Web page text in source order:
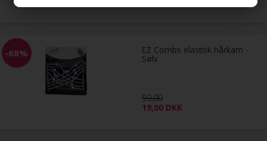
-68% EZ Combs elastisk hårkam -
Sølv
59,00
19,00 DKK